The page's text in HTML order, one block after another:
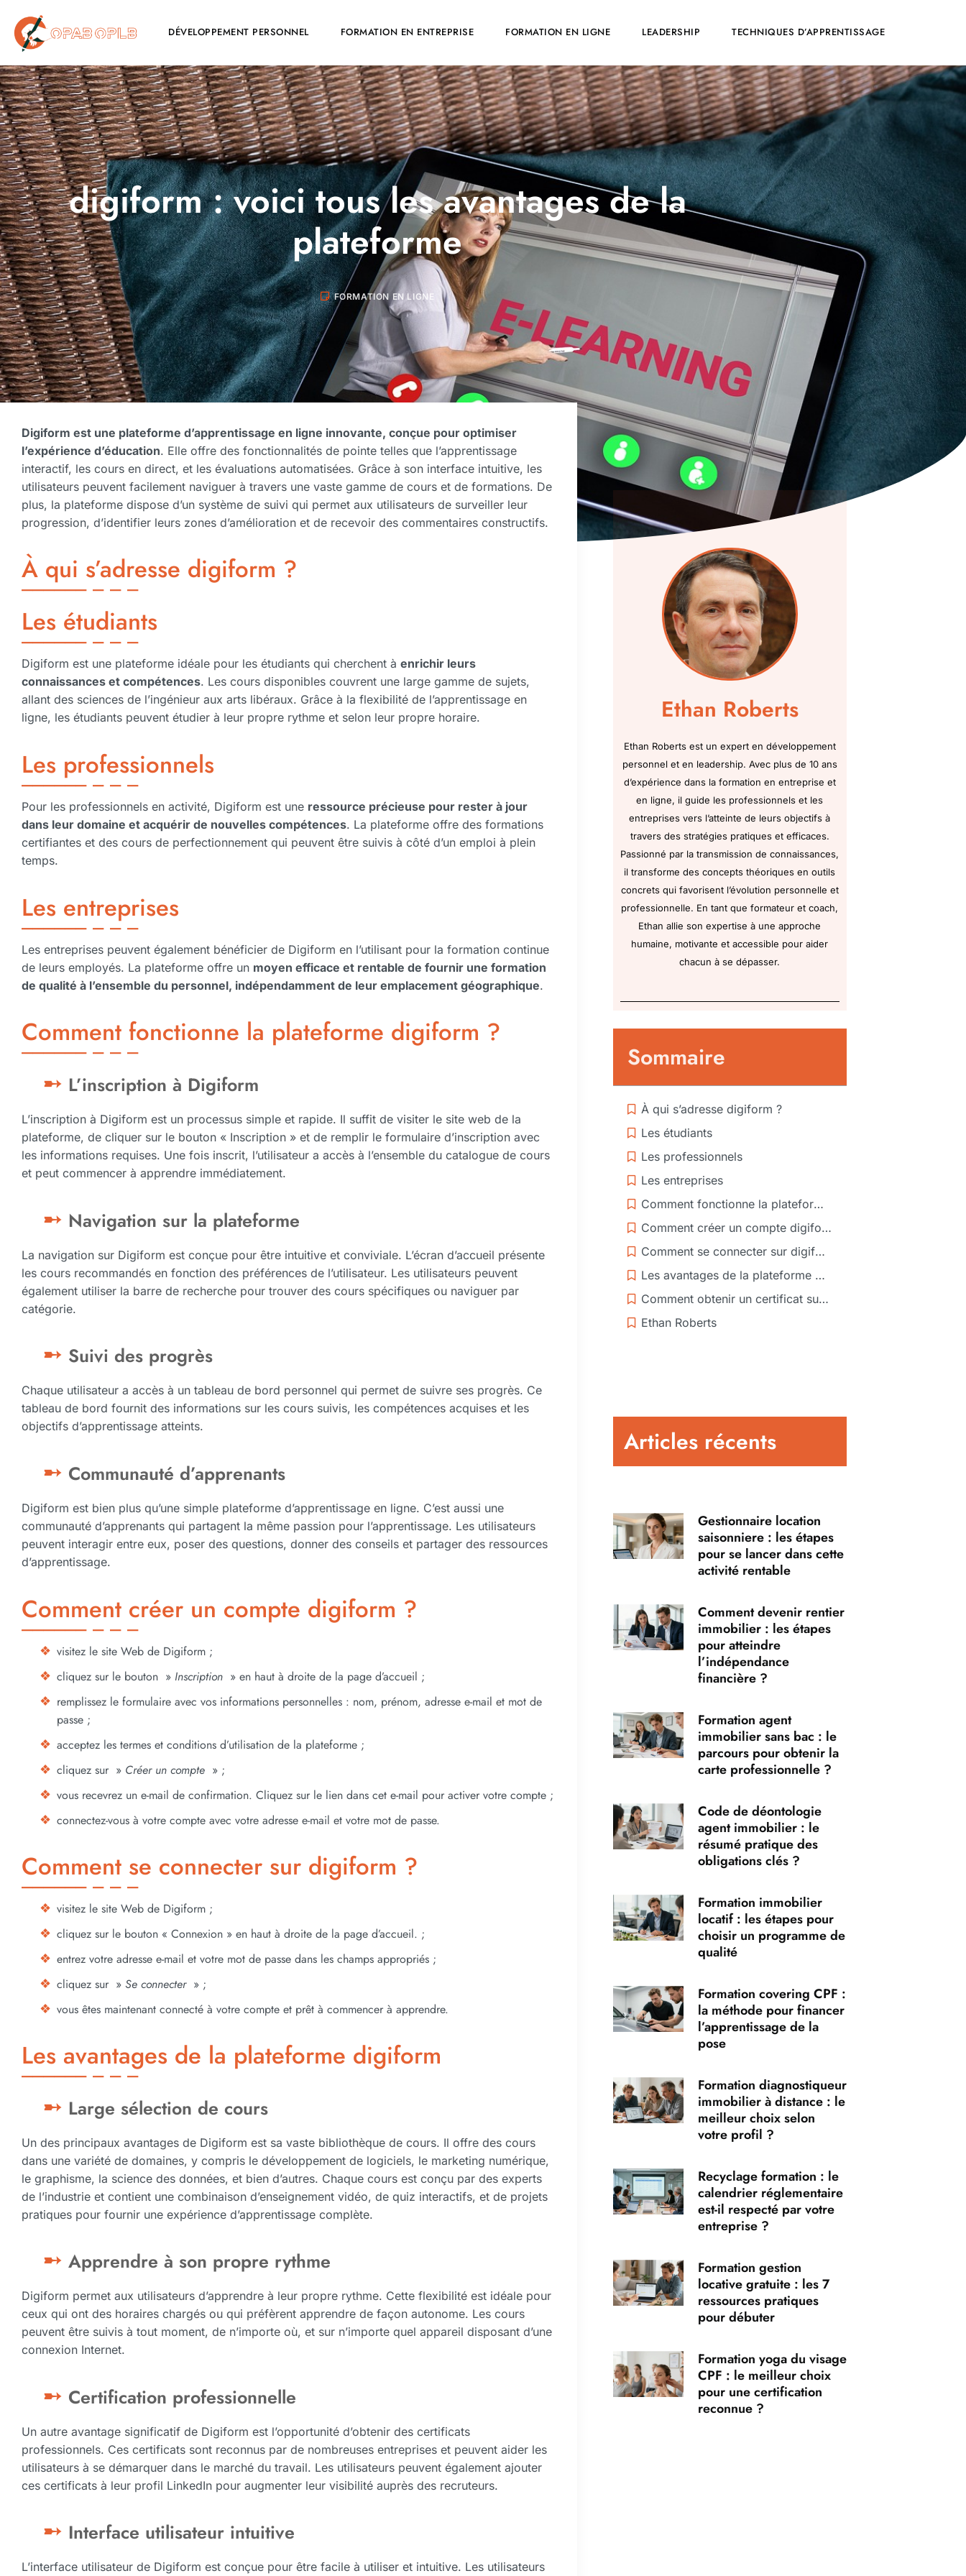
DÉVELOPPEMENT PERSONNEL FORMATION EN ENTREPRISE FORMATION EN LIGNE LEADERSHIP TECHNIQUES D’APPRENTISSAGE
digiform : voici tous les avantages de la
plateforme
FORMATION EN LIGNE
Digiform est une plateforme d’apprentissage en ligne innovante, conçue pour optimiser
l’expérience d’éducation. Elle offre des fonctionnalités de pointe telles que l’apprentissage
interactif, les cours en direct, et les évaluations automatisées. Grâce à son interface intuitive, les
utilisateurs peuvent facilement naviguer à travers une vaste gamme de cours et de formations. De
plus, la plateforme dispose d’un système de suivi qui permet aux utilisateurs de surveiller leur
progression, d’identifier leurs zones d’amélioration et de recevoir des commentaires constructifs.
À qui s’adresse digiform ?
Les étudiants
Digiform est une plateforme idéale pour les étudiants qui cherchent à enrichir leurs
connaissances et compétences. Les cours disponibles couvrent une large gamme de sujets,
allant des sciences de l’ingénieur aux arts libéraux. Grâce à la flexibilité de l’apprentissage en
ligne, les étudiants peuvent étudier à leur propre rythme et selon leur propre horaire.
Les professionnels
Pour les professionnels en activité, Digiform est une ressource précieuse pour rester à jour
dans leur domaine et acquérir de nouvelles compétences. La plateforme offre des formations
certifiantes et des cours de perfectionnement qui peuvent être suivis à côté d’un emploi à plein
temps.
Les entreprises
Les entreprises peuvent également bénéficier de Digiform en l’utilisant pour la formation continue
de leurs employés. La plateforme offre un moyen efficace et rentable de fournir une formation
de qualité à l’ensemble du personnel, indépendamment de leur emplacement géographique.
Comment fonctionne la plateforme digiform ?
L’inscription à Digiform
L’inscription à Digiform est un processus simple et rapide. Il suffit de visiter le site web de la
plateforme, de cliquer sur le bouton « Inscription » et de remplir le formulaire d’inscription avec
les informations requises. Une fois inscrit, l’utilisateur a accès à l’ensemble du catalogue de cours
et peut commencer à apprendre immédiatement.
Navigation sur la plateforme
La navigation sur Digiform est conçue pour être intuitive et conviviale. L’écran d’accueil présente
les cours recommandés en fonction des préférences de l’utilisateur. Les utilisateurs peuvent
également utiliser la barre de recherche pour trouver des cours spécifiques ou naviguer par
catégorie.
Suivi des progrès
Chaque utilisateur a accès à un tableau de bord personnel qui permet de suivre ses progrès. Ce
tableau de bord fournit des informations sur les cours suivis, les compétences acquises et les
objectifs d’apprentissage atteints.
Communauté d’apprenants
Digiform est bien plus qu’une simple plateforme d’apprentissage en ligne. C’est aussi une
communauté d’apprenants qui partagent la même passion pour l’apprentissage. Les utilisateurs
peuvent interagir entre eux, poser des questions, donner des conseils et partager des ressources
d’apprentissage.
Comment créer un compte digiform ?
visitez le site Web de Digiform ;
cliquez sur le bouton » Inscription » en haut à droite de la page d’accueil ;
remplissez le formulaire avec vos informations personnelles : nom, prénom, adresse e-mail et mot de
passe ;
acceptez les termes et conditions d’utilisation de la plateforme ;
cliquez sur » Créer un compte » ;
vous recevrez un e-mail de confirmation. Cliquez sur le lien dans cet e-mail pour activer votre compte ;
connectez-vous à votre compte avec votre adresse e-mail et votre mot de passe.
Comment se connecter sur digiform ?
visitez le site Web de Digiform ;
cliquez sur le bouton « Connexion » en haut à droite de la page d’accueil. ;
entrez votre adresse e-mail et votre mot de passe dans les champs appropriés ;
cliquez sur » Se connecter » ;
vous êtes maintenant connecté à votre compte et prêt à commencer à apprendre.
Les avantages de la plateforme digiform
Large sélection de cours
Un des principaux avantages de Digiform est sa vaste bibliothèque de cours. Il offre des cours
dans une variété de domaines, y compris le développement de logiciels, le marketing numérique,
le graphisme, la science des données, et bien d’autres. Chaque cours est conçu par des experts
de l’industrie et contient une combinaison d’enseignement vidéo, de quiz interactifs, et de projets
pratiques pour fournir une expérience d’apprentissage complète.
Apprendre à son propre rythme
Digiform permet aux utilisateurs d’apprendre à leur propre rythme. Cette flexibilité est idéale pour
ceux qui ont des horaires chargés ou qui préfèrent apprendre de façon autonome. Les cours
peuvent être suivis à tout moment, de n’importe où, et sur n’importe quel appareil disposant d’une
connexion Internet.
Certification professionnelle
Un autre avantage significatif de Digiform est l’opportunité d’obtenir des certificats
professionnels. Ces certificats sont reconnus par de nombreuses entreprises et peuvent aider les
utilisateurs à se démarquer dans le marché du travail. Les utilisateurs peuvent également ajouter
ces certificats à leur profil LinkedIn pour augmenter leur visibilité auprès des recruteurs.
Interface utilisateur intuitive
L’interface utilisateur de Digiform est conçue pour être facile à utiliser et intuitive. Les utilisateurs
Ethan Roberts
Ethan Roberts est un expert en développement
personnel et en leadership. Avec plus de 10 ans
d’expérience dans la formation en entreprise et
en ligne, il guide les professionnels et les
entreprises vers l’atteinte de leurs objectifs à
travers des stratégies pratiques et efficaces.
Passionné par la transmission de connaissances,
il transforme des concepts théoriques en outils
concrets qui favorisent l’évolution personnelle et
professionnelle. En tant que formateur et coach,
Ethan allie son expertise à une approche
humaine, motivante et accessible pour aider
chacun à se dépasser.
Sommaire
À qui s’adresse digiform ?
Les étudiants
Les professionnels
Les entreprises
Comment fonctionne la plateforme digiform ?
Comment créer un compte digiform ?
Comment se connecter sur digiform ?
Les avantages de la plateforme digiform
Comment obtenir un certificat sur Digiform ?
Ethan Roberts
Articles récents
Gestionnaire location
saisonniere : les étapes
pour se lancer dans cette
activité rentable
Comment devenir rentier
immobilier : les étapes
pour atteindre
l’indépendance
financière ?
Formation agent
immobilier sans bac : le
parcours pour obtenir la
carte professionnelle ?
Code de déontologie
agent immobilier : le
résumé pratique des
obligations clés ?
Formation immobilier
locatif : les étapes pour
choisir un programme de
qualité
Formation covering CPF :
la méthode pour financer
l’apprentissage de la
pose
Formation diagnostiqueur
immobilier à distance : le
meilleur choix selon
votre profil ?
Recyclage formation : le
calendrier réglementaire
est-il respecté par votre
entreprise ?
Formation gestion
locative gratuite : les 7
ressources pratiques
pour débuter
Formation yoga du visage
CPF : le meilleur choix
pour une certification
reconnue ?